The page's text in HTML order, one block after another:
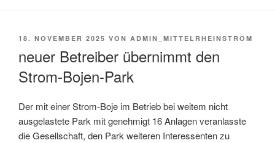
VERÖFFENTLICHT
18. NOVEMBER 2025 VON ADMIN_MITTELRHEINSTROM
neuer Betreiber übernimmt den
Strom-Bojen-Park
Der mit einer Strom-Boje im Betrieb bei weitem nicht
ausgelastete Park mit genehmigt 16 Anlagen veranlasste
die Gesellschaft, den Park weiteren Interessenten zu